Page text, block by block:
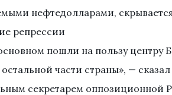
нефтедолларами,
репрессии
пошли на пользу центру
остальной части страны», —
секретарем оппозиционной